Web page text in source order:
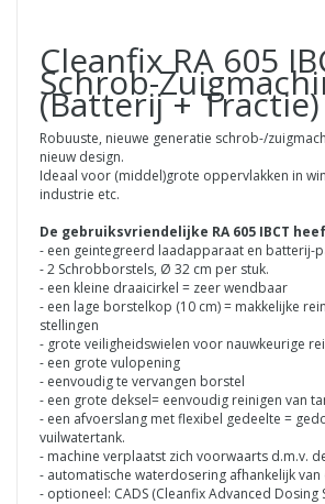
Cleanfix RA 605
Schrob-
(Batterij + Tractie)
Robuuste, nieuwe generatie schrob-/
nieuw design.
Ideaal voor (middel)grote oppervlakken in
industrie etc.
De gebruiksvriendelijke RA 605 IBCT
- een geintegreerd laadapparaat en batterij-
- 2 Schrobborstels, Ø 32 cm per stuk.
- een kleine draaicirkel = zeer wendbaar
- een lage borstelkop (10 cm) = makkelijke
stellingen
- grote veiligheidswielen voor nauwkeurige
- een grote vulopening
- eenvoudig te vervangen borstel
- een grote deksel= eenvoudig reinigen van
- een afvoerslang met flexibel gedeelte =
vuilwatertank.
- machine verplaatst zich voorwaarts d.m.v.
- automatische waterdosering afhankelijk van
- optioneel: CADS (Cleanfix Advanced Dosing